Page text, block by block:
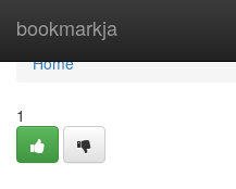
bookmarkja
Home
Home
1